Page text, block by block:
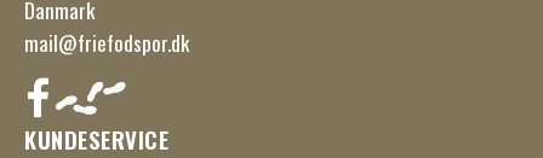
Danmark
mail@friefodspor.dk
KUNDESERVICE